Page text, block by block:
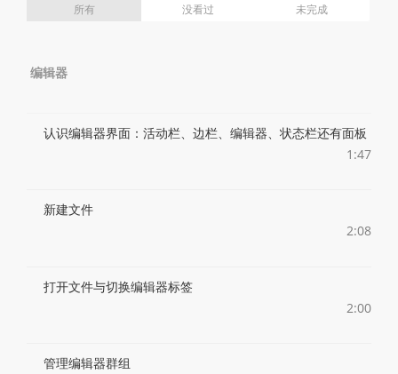
所有 没看过 未完成
编辑器
认识编辑器界面：活动栏、边栏、编辑器、状态栏还有面板
1:47
新建文件
2:08
打开文件与切换编辑器标签
2:00
管理编辑器群组